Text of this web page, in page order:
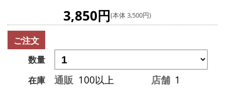
3,850円(本体 3,500円)
ご注文
数量
在庫
通販 100以上 店舗 1